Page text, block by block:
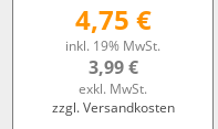
4,75 €
inkl. 19% MwSt.
3,99 €
exkl. MwSt.
zzgl. Versandkosten